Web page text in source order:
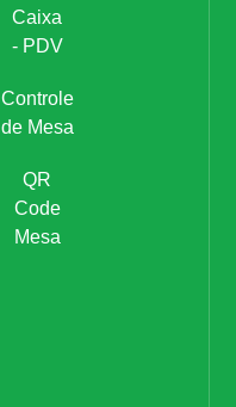
Caixa
- PDV
Controle
de Mesa
QR
Code
Mesa